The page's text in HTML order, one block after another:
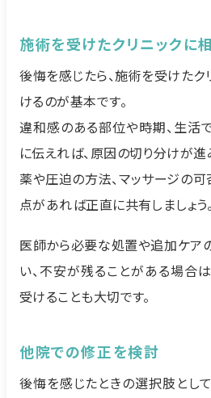
施術を受けたクリニックに
後悔を感じたら、施術を受けた
けるのが基本です。
違和感のある部位や時期、生活
に伝えれば、原因の切り分けが進
薬や圧迫の方法、マッサージの
点があれば正直に共有しましょう。
医師から必要な処置や追加ケア
い、不安が残ることがある場合
受けることも大切です。
他院での修正を検討
後悔を感じたときの選択肢とし